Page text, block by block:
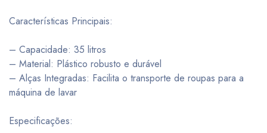
Características Principais:
– Capacidade: 35 litros
– Material: Plástico robusto e durável
– Alças Integradas: Facilita o transporte de roupas para a
máquina de lavar
Especificações: